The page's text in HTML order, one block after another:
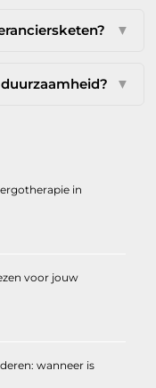
▼
▼
in
voor jouw
wanneer is